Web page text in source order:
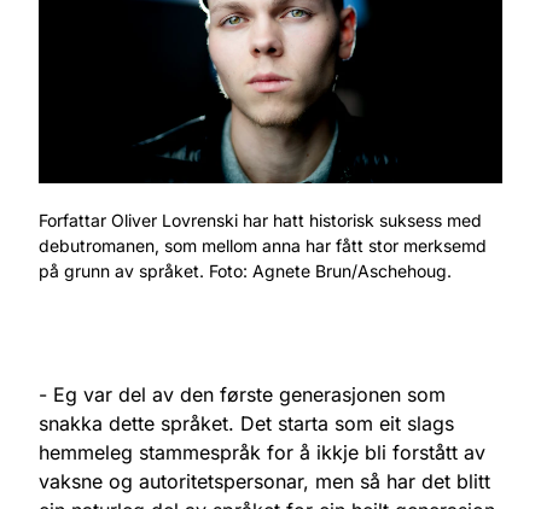
Forfattar Oliver Lovrenski har hatt historisk suksess med
debutromanen, som mellom anna har fått stor merksemd
på grunn av språket. Foto: Agnete Brun/Aschehoug.
- Eg var del av den første generasjonen som
snakka dette språket. Det starta som eit slags
hemmeleg stammespråk for å ikkje bli forstått av
vaksne og autoritetspersonar, men så har det blitt